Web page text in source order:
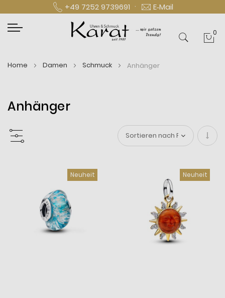
+49 7252 9739691 · E‑Mail
0
Home Damen Schmuck Anhänger
Anhänger
In
Neuheit Neuheit